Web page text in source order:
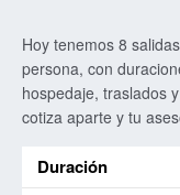
Hoy tenemos 8
persona, con
hospedaje, traslados
cotiza aparte y tu
Duración